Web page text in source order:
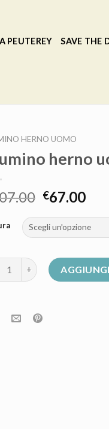
PEUTEREY SAVE THE
HERNO UOMO
herno
€67.00
herno uomo quantità